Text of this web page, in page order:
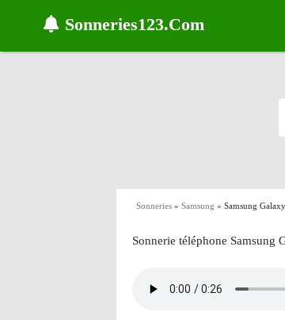
Sonneries123.Com
Sonneries » Samsung » Samsung
Sonnerie téléphone Samsung